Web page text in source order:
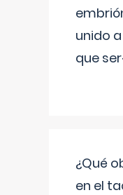
unido
que
¿Qué
en el